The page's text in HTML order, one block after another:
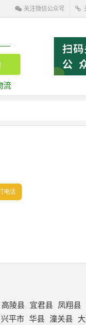
关注微信公众号
流
电话
高陵县 宜君县 凤翔县
兴平市 华县 潼关县